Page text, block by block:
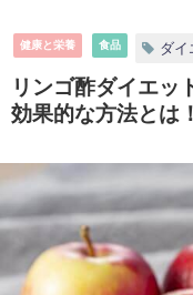
健康と栄養 食品 ダイ
リンゴ酢ダイエッ
効果的な方法とは